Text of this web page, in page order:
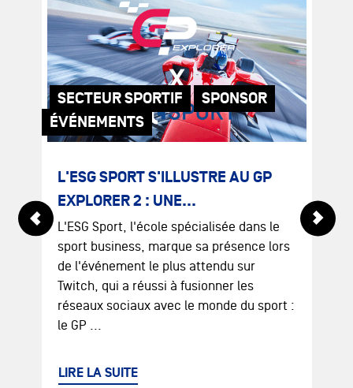
SECTEUR SPORTIF
SPONSOR
ÉVÉNEMENTS
L'ESG SPORT S'ILLUSTRE AU GP
EXPLORER 2 : UNE...
L'ESG Sport, l'école spécialisée dans le
sport business, marque sa présence lors
de l'événement le plus attendu sur
Twitch, qui a réussi à fusionner les
réseaux sociaux avec le monde du sport :
le GP ...
LIRE LA SUITE